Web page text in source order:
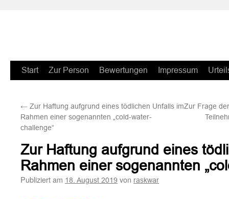
Zum
springen
Start Zur Person Bewertungen Impressum
← Zur Haftung aufgrund eines tödlichen Unfalls im
Rahmen einer sogenannten „cold-water-
challenge“
Zur Frage
Zur Haftung aufgrund eines
Rahmen einer sogenannten
Publiziert am 18. August 2019 von raskwar